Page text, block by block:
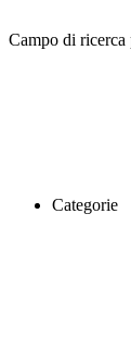
Campo di ricerca
Categorie